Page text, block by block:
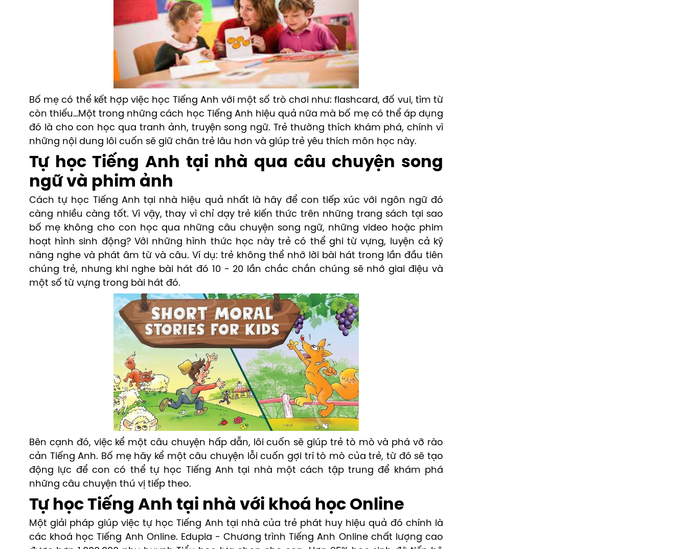
Bố mẹ có thể kết hợp việc học Tiếng Anh với một số trò chơi như: flashcard, đố vui, tìm từ
còn thiếu…Một trong những cách học Tiếng Anh hiệu quả nữa mà bố mẹ có thể áp dụng
đó là cho con học qua tranh ảnh, truyện song ngữ. Trẻ thường thích khám phá, chính vì
những nội dung lôi cuốn sẽ giữ chân trẻ lâu hơn và giúp trẻ yêu thích môn học này.
Tự học Tiếng Anh tại nhà qua câu chuyện song
ngữ và phim ảnh
Cách tự học Tiếng Anh tại nhà hiệu quả nhất là hãy để con tiếp xúc với ngôn ngữ đó
càng nhiều càng tốt. Vì vậy, thay vì chỉ dạy trẻ kiến thức trên những trang sách tại sao
bố mẹ không cho con học qua những câu chuyện song ngữ, những video hoặc phim
hoạt hình sinh động? Với những hình thức học này trẻ có thể ghi từ vựng, luyện cả kỹ
năng nghe và phát âm từ và câu. Ví dụ: trẻ không thể nhớ lời bài hát trong lần đầu tiên
chúng trẻ, nhưng khi nghe bài hát đó 10 - 20 lần chắc chắn chúng sẽ nhớ giai điệu và
một số từ vựng trong bài hát đó.
Bên cạnh đó, việc kể một câu chuyện hấp dẫn, lôi cuốn sẽ giúp trẻ tò mò và phá vỡ rào
cản Tiếng Anh. Bố mẹ hãy kể một câu chuyện lỗi cuốn gợi trí tò mò của trẻ, từ đó sẽ tạo
động lực để con có thể tự học Tiếng Anh tại nhà một cách tập trung để khám phá
những câu chuyện thú vị tiếp theo.
Tự học Tiếng Anh tại nhà với khoá học Online
Một giải pháp giúp việc tự học Tiếng Anh tại nhà của trẻ phát huy hiệu quả đó chính là
các khoá học Tiếng Anh Online. Edupia - Chương trình Tiếng Anh Online chất lượng cao